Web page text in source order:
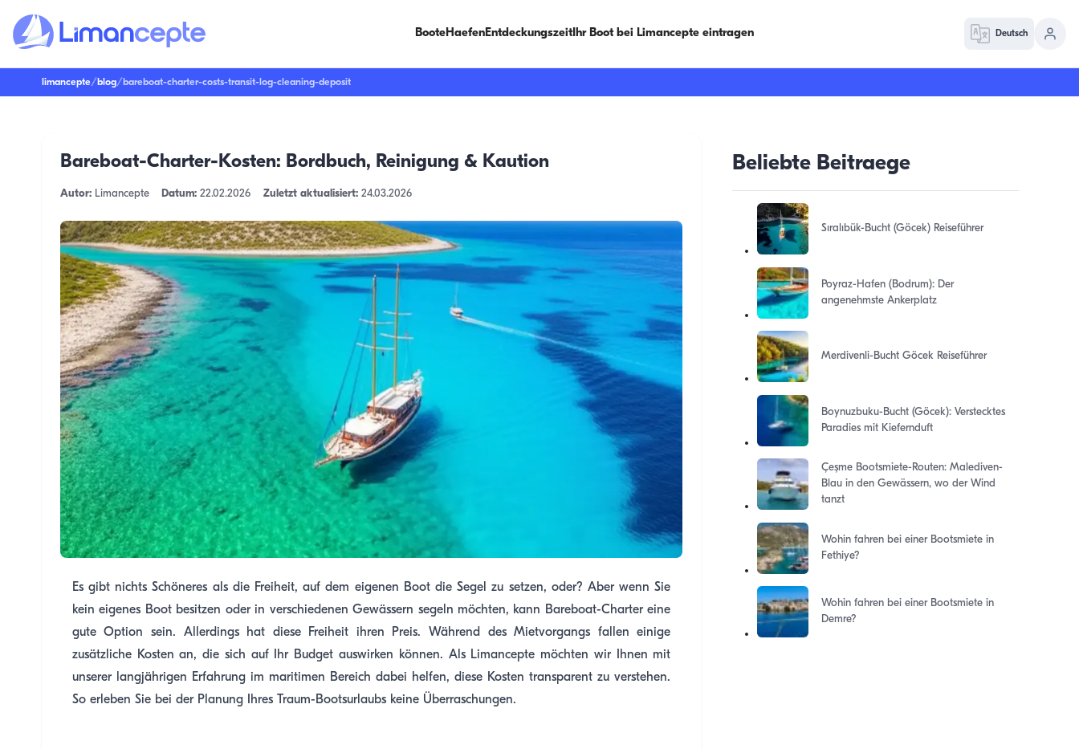
BooteHaefenEntdeckungszeitIhr Boot bei Limancepte eintragen Deutsch
limancepte/ blog/ bareboat-charter-costs-transit-log-cleaning-deposit
Bareboat-Charter-Kosten: Bordbuch, Reinigung & Kaution
Autor:Limancepte Datum: 22.02.2026 Zuletzt aktualisiert: 24.03.2026
Es gibt nichts Schöneres als die Freiheit, auf dem eigenen Boot die Segel zu setzen, oder? Aber wenn Sie
kein eigenes Boot besitzen oder in verschiedenen Gewässern segeln möchten, kann Bareboat-Charter eine
gute Option sein. Allerdings hat diese Freiheit ihren Preis. Während des Mietvorgangs fallen einige
zusätzliche Kosten an, die sich auf Ihr Budget auswirken können. Als Limancepte möchten wir Ihnen mit
unserer langjährigen Erfahrung im maritimen Bereich dabei helfen, diese Kosten transparent zu verstehen.
So erleben Sie bei der Planung Ihres Traum-Bootsurlaubs keine Überraschungen.
Beliebte Beitraege
Sıralıbük-Bucht (Göcek) Reiseführer
Poyraz-Hafen (Bodrum): Der
angenehmste Ankerplatz
Merdivenli-Bucht Göcek Reiseführer
Boynuzbuku-Bucht (Göcek): Verstecktes
Paradies mit Kiefernduft
Çeşme Bootsmiete-Routen: Malediven-
Blau in den Gewässern, wo der Wind
tanzt
Wohin fahren bei einer Bootsmiete in
Fethiye?
Wohin fahren bei einer Bootsmiete in
Demre?